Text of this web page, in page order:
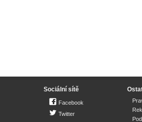
Sociální sítě
Facebook
Twitter